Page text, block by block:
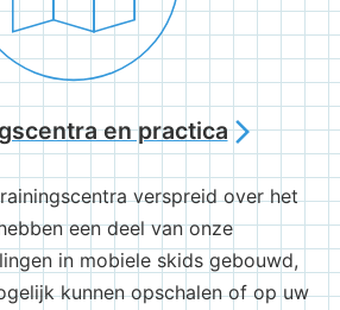
en practicaarrow_forward_ios
verspreid over het
een deel van onze
in mobiele skids gebouwd,
kunnen opschalen of op uw